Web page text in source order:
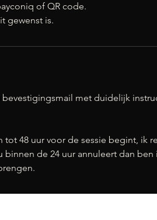
of QR code.
gewenst is.
met duidelijk
48 uur voor de sessie begint, ik
binnen de 24 uur annuleert dan